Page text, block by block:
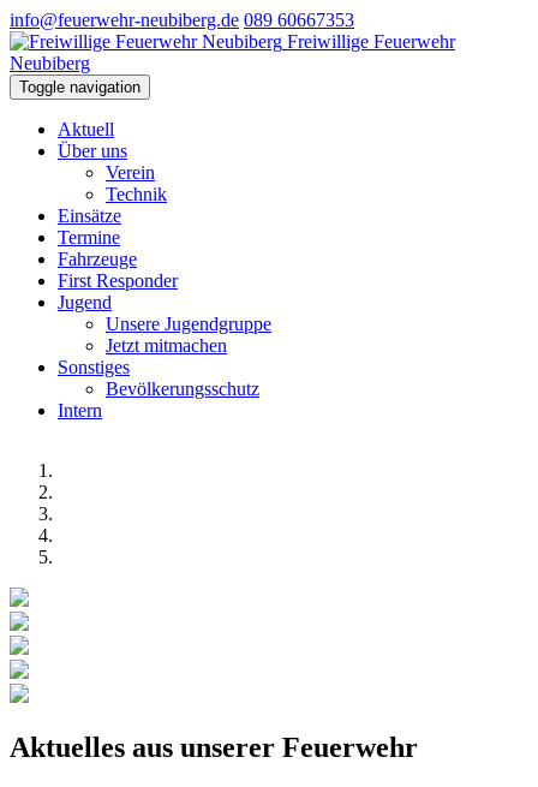
info@feuerwehr-neubiberg.de 089 60667353
Freiwillige Feuerwehr
Neubiberg
Toggle navigation
Aktuell
Über uns
Verein
Technik
Einsätze
Termine
Fahrzeuge
First Responder
Jugend
Unsere Jugendgruppe
Jetzt mitmachen
Sonstiges
Bevölkerungsschutz
Intern
Aktuelles aus unserer Feuerwehr